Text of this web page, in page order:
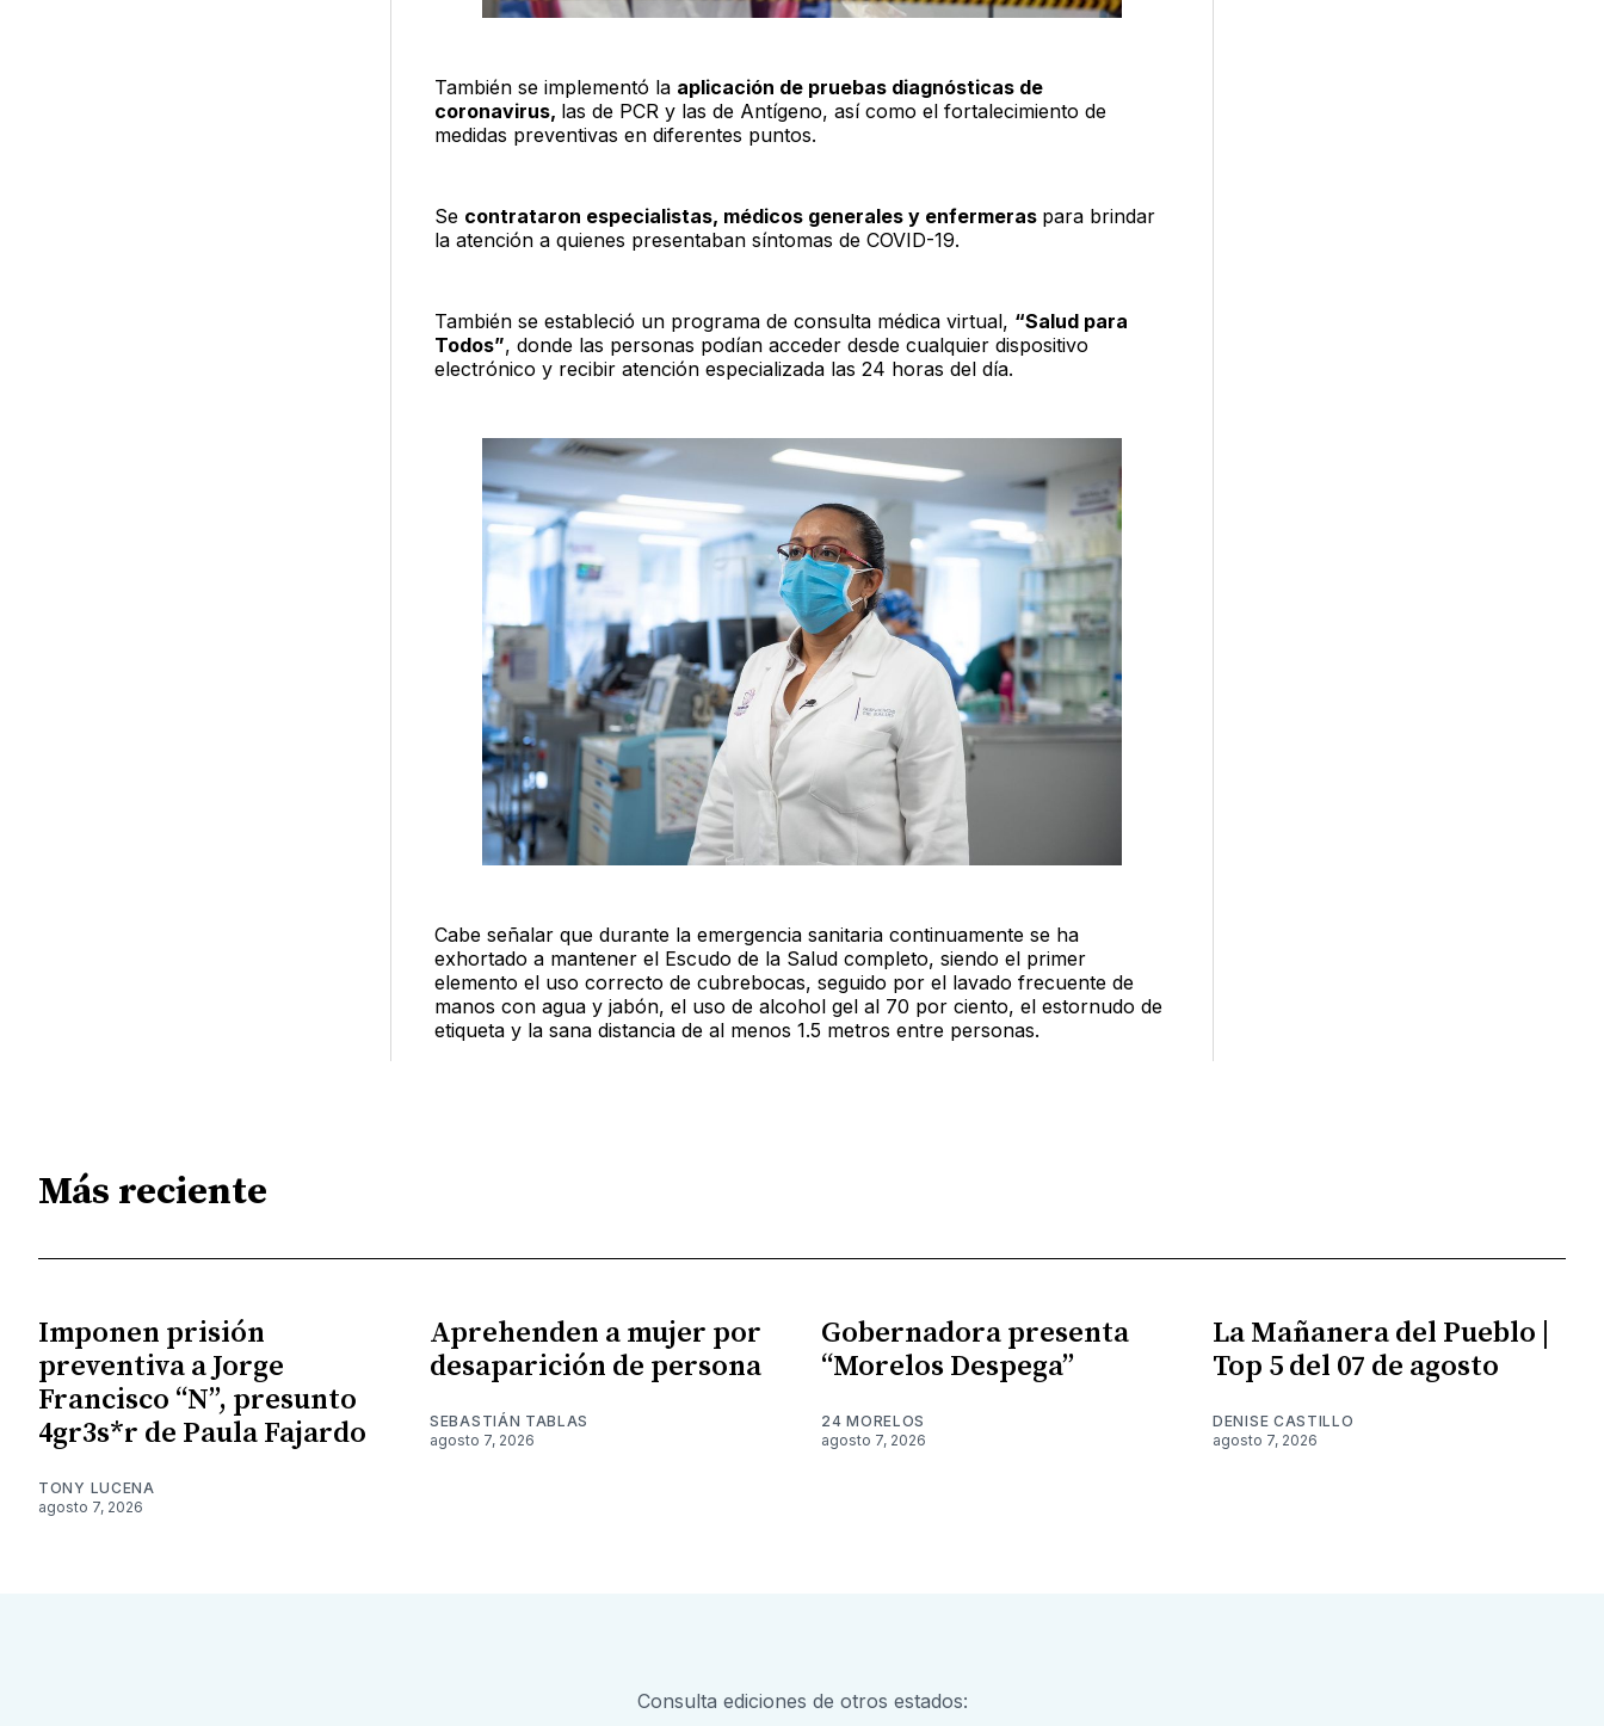
También se implementó la aplicación de pruebas diagnósticas de
coronavirus, las de PCR y las de Antígeno, así como el fortalecimiento de
medidas preventivas en diferentes puntos.
Se contrataron especialistas, médicos generales y enfermeras para brindar
la atención a quienes presentaban síntomas de COVID-19.
También se estableció un programa de consulta médica virtual, “Salud para
Todos”, donde las personas podían acceder desde cualquier dispositivo
electrónico y recibir atención especializada las 24 horas del día.
Cabe señalar que durante la emergencia sanitaria continuamente se ha
exhortado a mantener el Escudo de la Salud completo, siendo el primer
elemento el uso correcto de cubrebocas, seguido por el lavado frecuente de
manos con agua y jabón, el uso de alcohol gel al 70 por ciento, el estornudo de
etiqueta y la sana distancia de al menos 1.5 metros entre personas.
Más reciente
Imponen prisión
preventiva a Jorge
Francisco “N”, presunto
4gr3s*r de Paula Fajardo
TONY LUCENA
agosto 7, 2026
Aprehenden a mujer por
desaparición de persona
SEBASTIÁN TABLAS
agosto 7, 2026
Gobernadora presenta
“Morelos Despega”
24 MORELOS
agosto 7, 2026
La Mañanera del Pueblo |
Top 5 del 07 de agosto
DENISE CASTILLO
agosto 7, 2026
Consulta ediciones de otros estados: